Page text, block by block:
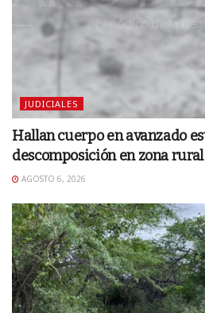
JUDICIALES
Hallan cuerpo en avanzado
descomposición en zona
AGOSTO 6, 2026